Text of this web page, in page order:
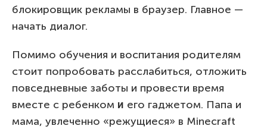
блокировщик рекламы в браузер. Главное —
начать диалог.
Помимо обучения и воспитания родителям
стоит попробовать расслабиться, отложить
повседневные заботы и провести время
вместе с ребенком и его гаджетом. Папа и
мама, увлеченно «режущиеся» в Minecraft